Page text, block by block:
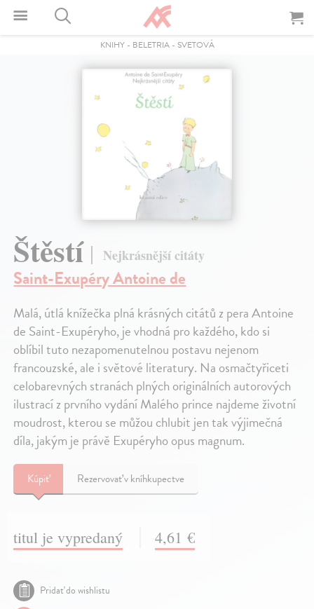
KNIHY- BELETRIA- SVETOVÁ
Štěstí Nejkrásnější citáty
Saint-Exupéry Antoine de
Malá, útlá knížečka plná krásných citátů z pera Antoine
de Saint-Exupéryho, je vhodná pro každého, kdo si
oblíbil tuto nezapomenutelnou postavu nejenom
francouzské, ale i světové literatury. Na osmačtyřiceti
celobarevných stranách plných originálních autorových
ilustrací z prvního vydání Malého prince najdeme životní
moudrost, kterou se můžou chlubit jen tak výjimečná
díla, jakým je právě Exupéryho opus magnum.
Kúpiť Rezervovať v kníhkupectve
titul je vypredaný 4,61 €
Pridať do wishlistu